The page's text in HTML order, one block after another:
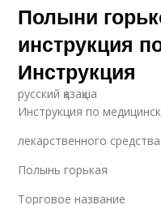
Полыни
инструкция
Инструкция
русский қазақша
Инструкция по
лекарственного средства
Полынь горькая
Торговое название